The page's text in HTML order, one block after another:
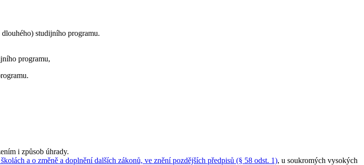
studijního programu.
programu,
i způsob úhrady.
a o změně a doplnění dalších zákonů, ve znění pozdějších předpisů (§ 58 odst. 1), u soukromých vysokých